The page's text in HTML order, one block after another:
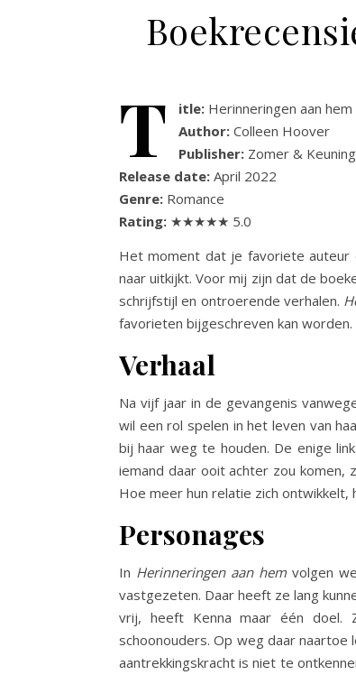
T itle: Herinneringen aan hem
Author: Colleen Hoover
Publisher: Zomer & Keuning
Release date: April 2022
Genre: Romance
Rating: ★★★★★ 5.0
Het moment dat je favoriete auteur
naar uitkijkt. Voor mij zijn dat de
schrijfstijl en ontroerende verhalen.
favorieten bijgeschreven kan worden.
Verhaal
Na vijf jaar in de gevangenis
wil een rol spelen in het leven van
bij haar weg te houden. De enige
iemand daar ooit achter zou komen,
Hoe meer hun relatie zich
Personages
In Herinneringen aan hem volgen
vastgezeten. Daar heeft ze lang
vrij, heeft Kenna maar één doel.
schoonouders. Op weg daar
aantrekkingskracht is niet te